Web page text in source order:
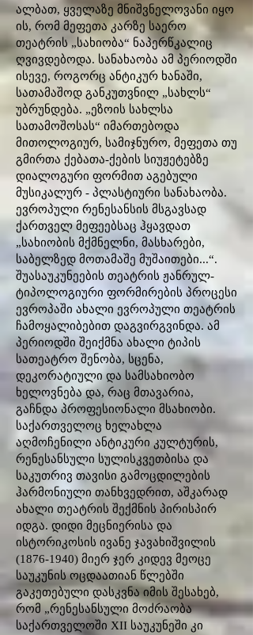
ალბათ, ყველაზე მნიშვნელოვანი იყო
ის, რომ მეფეთა კარზე საერო
თეატრის „სახიობა“ ნაპერწკალიც
ღვივდებოდა. სანახაობა ამ პერიოდში
ისევე, როგორც ანტიკურ ხანაში,
სათამაშოდ განკუთვნილ „სახლს“
უბრუნდება. „ეზოის სახლსა
სათამოშოსას“ იმართებოდა
მითოლოგიურ, სამიჯნურო, მეფეთა თუ
გმირთა ქებათა-ქების სიუჟეტებზე
დიალოგური ფორმით აგებული
მუსიკალურ - პლასტიური სანახაობა.
ევროპული რენესანსის მსგავსად
ქართველ მეფეებსაც ჰყავდათ
„სახიობის მქმნელნი, მასხარები,
საბელზედ მოთამაშე მუშაითები...“.
შუასაუკუნეების თეატრის ჟანრულ-
ტიპოლოგიური ფორმირების პროცესი
ევროპაში ახალი ევროპული თეატრის
ჩამოყალიბებით დაგვირგვინდა. ამ
პერიოდში შეიქმნა ახალი ტიპის
სათეატრო შენობა, სცენა,
დეკორატიული და სამსახიობო
ხელოვნება და, რაც მთავარია,
გაჩნდა პროფესიონალი მსახიობი.
საქართველოც ხელახლა
აღმოჩენილი ანტიკური კულტურის,
რენესანსული სულისკვეთბისა და
საკუთრივ თავისი გამოცდილების
ჰარმონიული თანხვედრით, აშკარად
ახალი თეატრის შექმნის პირისპირ
იდგა. დიდი მეცნიერისა და
ისტორიკოსის ივანე ჯავახიშვილის
(1876-1940) მიერ ჯერ კიდევ მეოცე
საუკუნის ოცდაათიან წლებში
გაკეთებული დასკვნა იმის შესახებ,
რომ „რენესანსული მოძრაობა
საქართველოში XII საუკუნეში კი